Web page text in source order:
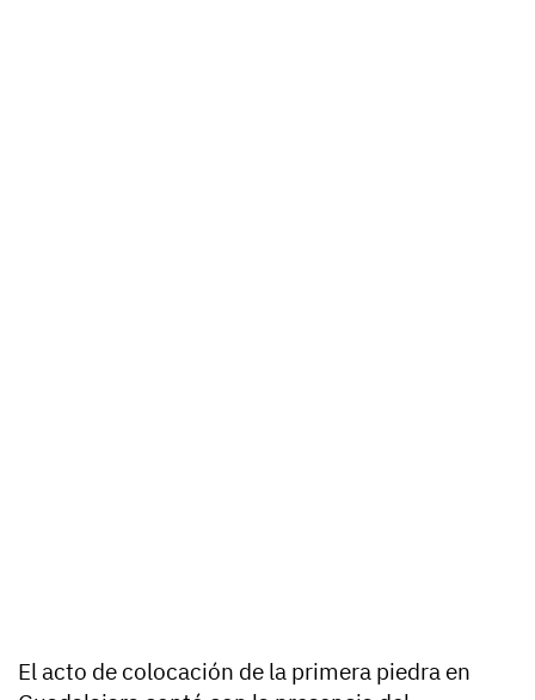
El acto de colocación de la primera piedra en